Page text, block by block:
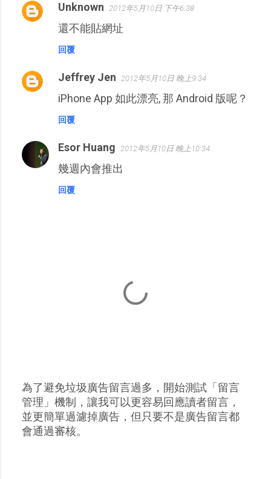
Unknown 2012年5月10日 下午6:38
還不能貼網址
回覆
Jeffrey Jen 2012年5月10日 晚上9:34
iPhone App 如此漂亮, 那 Android 版呢？
回覆
Esor Huang 2012年5月10日 晚上10:34
幾週內會推出
回覆
張
貼
留
為了避免垃圾廣告留言過多，開始測試「留言
管理」機制，讓我可以更容易回應讀者留言，
並更簡單過濾掉廣告，但只要不是廣告留言都
會通過審核。